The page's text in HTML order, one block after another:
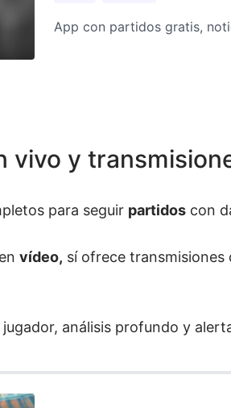
App con partidos gratis,
vivo y
para seguir partidos con
vídeo, sí ofrece transmisiones
análisis profundo y